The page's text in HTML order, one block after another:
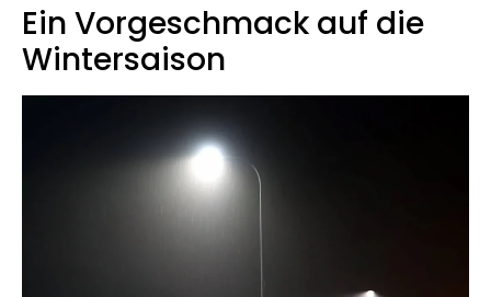
Ein Vorgeschmack auf die
Wintersaison